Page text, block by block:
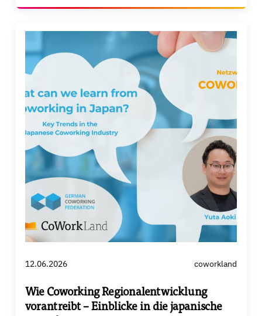
12.06.2026 coworkland
Wie Coworking Regionalentwicklung
vorantreibt – Einblicke in die japanische